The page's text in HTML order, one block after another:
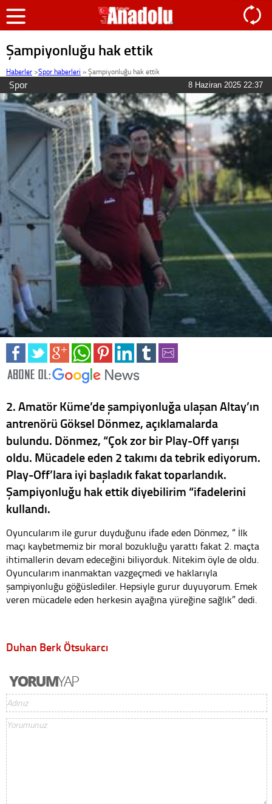
Şampiyonluğu hak ettik
Haberler >Spor haberleri »Şampiyonluğu hak ettik
Spor 8 Haziran 2025 22:37
2. Amatör Küme’de şampiyonluğa ulaşan Altay’ın
antrenörü Göksel Dönmez, açıklamalarda
bulundu. Dönmez, “Çok zor bir Play-Off yarışı
oldu. Mücadele eden 2 takımı da tebrik ediyorum.
Play-Off’lara iyi başladık fakat toparlandık.
Şampiyonluğu hak ettik diyebilirim “ifadelerini
kullandı.
Oyuncularım ile gurur duyduğunu ifade eden Dönmez, “ İlk
maçı kaybetmemiz bir moral bozukluğu yarattı fakat 2. maçta
ihtimallerin devam edeceğini biliyorduk. Nitekim öyle de oldu.
Oyuncularım inanmaktan vazgeçmedi ve haklarıyla
şampiyonluğu göğüslediler. Hepsiyle gurur duyuyorum. Emek
veren mücadele eden herkesin ayağına yüreğine sağlık” dedi.
Duhan Berk Ötsukarcı